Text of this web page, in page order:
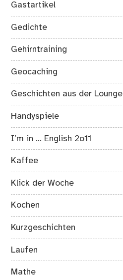
Gastartikel
Gedichte
Gehirntraining
Geocaching
Geschichten aus der Lounge
Handyspiele
I’m in … English 2o11
Kaffee
Klick der Woche
Kochen
Kurzgeschichten
Laufen
Mathe